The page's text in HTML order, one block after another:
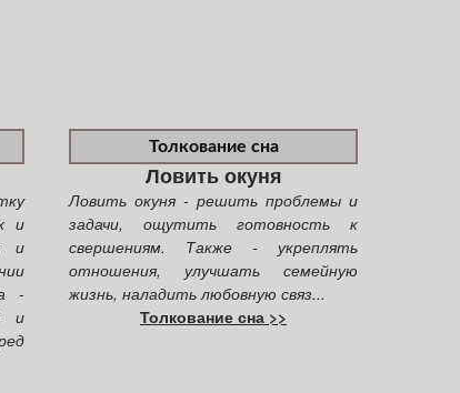
и
и
-
и
Толкование сна
Ловить окуня
Ловить окуня - решить проблемы и
задачи, ощутить готовность к
свершениям. Также - укреплять
отношения, улучшать семейную
жизнь, наладить любовную связ...
Толкование сна >>